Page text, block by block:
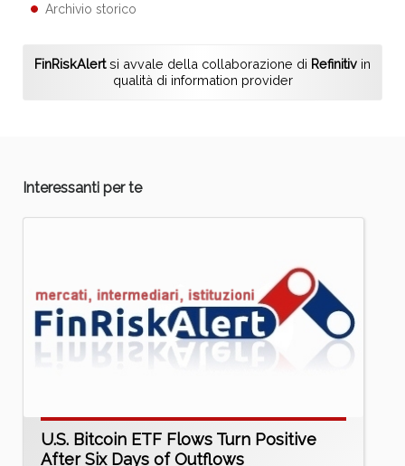
Archivio storico
FinRiskAlertsi avvale della collaborazione di Refinitiv in
qualità di information provider
Interessanti per te
U.S. Bitcoin ETF Flows Turn Positive
After Six Days of Outflows